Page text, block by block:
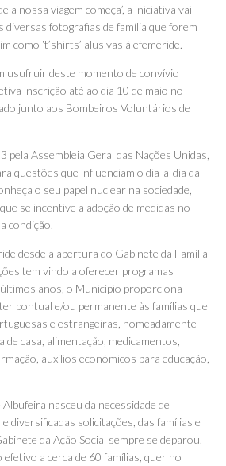
a nossa viagem começa’, a iniciativa vai
diversas fotografias de família que forem
como ‘t’shirts’ alusivas à efeméride.
usufruir deste momento de convívio
inscrição até ao dia 10 de maio no
junto aos Bombeiros Voluntários de
pela Assembleia Geral das Nações Unidas,
questões que influenciam o dia-a-dia da
o seu papel nuclear na sociedade,
se incentive a adoção de medidas no
condição.
desde a abertura do Gabinete da Família
tem vindo a oferecer programas
anos, o Município proporciona
pontual e/ou permanente às famílias que
e estrangeiras, nomeadamente
casa, alimentação, medicamentos,
auxílios económicos para educação,
nasceu da necessidade de
diversificadas solicitações, das famílias e
da Ação Social sempre se deparou.
a cerca de 60 famílias, quer no